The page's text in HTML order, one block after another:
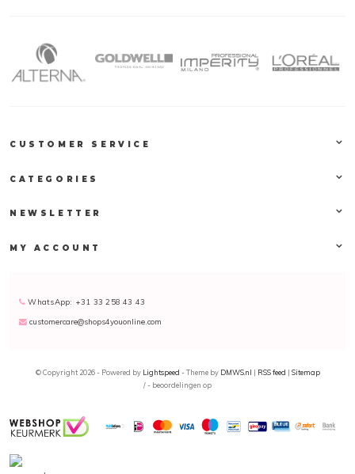
CUSTOMER SERVICE
CATEGORIES
NEWSLETTER
MY ACCOUNT
WhatsApp: +31 33 258 43 43
customercare@shops4youonline.com
© Copyright 2026 - Powered by Lightspeed - Theme by DMWS.nl | RSS feed | Sitemap
/- beoordelingen op